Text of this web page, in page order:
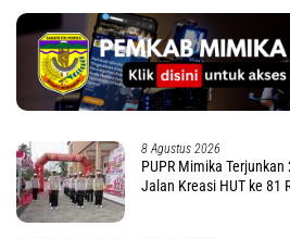
8 Agustus 2026
PUPR Mimika
Jalan Kreasi HUT ke 81